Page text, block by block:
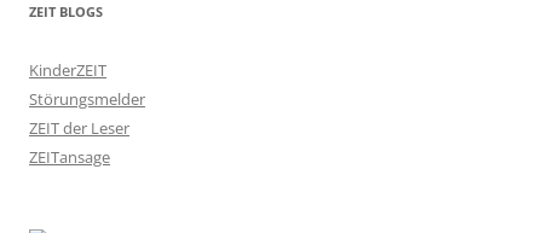
ZEIT BLOGS
KinderZEIT
Störungsmelder
ZEIT der Leser
ZEITansage